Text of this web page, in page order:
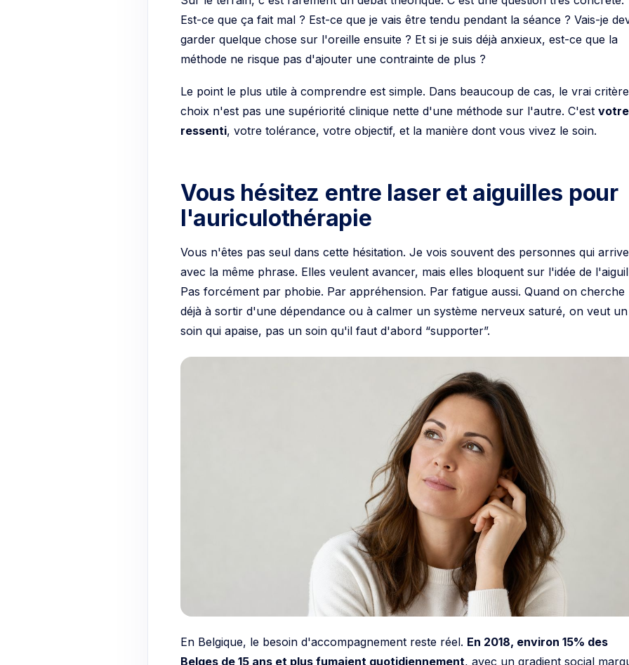
Est-ce que ça fait mal ? Est-ce que je vais être tendu pendant la séance ? Vais-je
garder quelque chose sur l'oreille ensuite ? Et si je suis déjà anxieux, est-ce que la
méthode ne risque pas d'ajouter une contrainte de plus ?
choix n'est pas une supériorité clinique nette d'une méthode sur l'autre. C'est
, votre tolérance, votre objectif, et la manière dont vous vivez le soin.
Vous hésitez entre laser et aiguilles pour
l'auriculothérapie
Vous n'êtes pas seul dans cette hésitation. Je vois souvent des personnes qui
avec la même phrase. Elles veulent avancer, mais elles bloquent sur l'idée de
Pas forcément par phobie. Par appréhension. Par fatigue aussi. Quand on cherche
déjà à sortir d'une dépendance ou à calmer un système nerveux saturé, on veut un
En Belgique, le besoin d'accompagnement reste réel.
En 2018, environ 15% des
Belges de 15 ans et plus fumaient quotidiennement
, avec un gradient social